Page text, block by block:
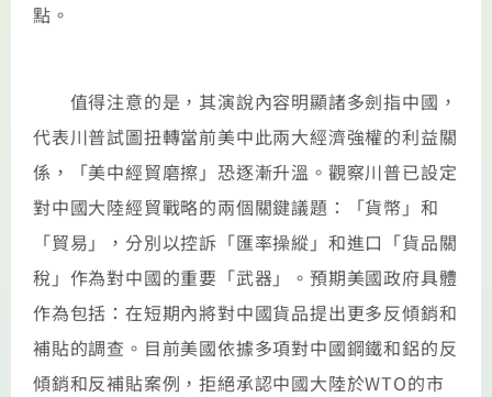
點。
值得注意的是，其演說內容明顯諸多劍指中國，
代表川普試圖扭轉當前美中此兩大經濟強權的利益關
係，「美中經貿磨擦」恐逐漸升溫。觀察川普已設定
對中國大陸經貿戰略的兩個關鍵議題：「貨幣」和
「貿易」，分別以控訴「匯率操縱」和進口「貨品關
稅」作為對中國的重要「武器」。預期美國政府具體
作為包括：在短期內將對中國貨品提出更多反傾銷和
補貼的調查。目前美國依據多項對中國鋼鐵和鋁的反
傾銷和反補貼案例，拒絕承認中國大陸於WTO的市